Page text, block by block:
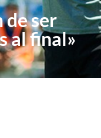
de ser
al final»